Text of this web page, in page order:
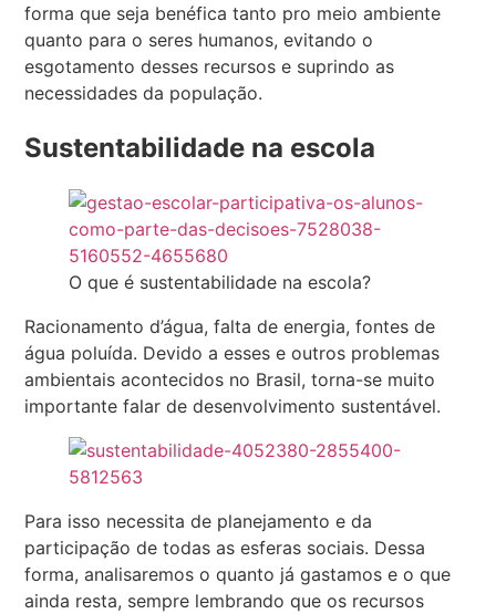
forma que seja benéfica tanto pro meio ambiente
quanto para o seres humanos, evitando o
esgotamento desses recursos e suprindo as
necessidades da população.
Sustentabilidade na escola
O que é sustentabilidade na escola?
Racionamento d’água, falta de energia, fontes de
água poluída. Devido a esses e outros problemas
ambientais acontecidos no Brasil, torna-se muito
importante falar de desenvolvimento sustentável.
Para isso necessita de planejamento e da
participação de todas as esferas sociais. Dessa
forma, analisaremos o quanto já gastamos e o que
ainda resta, sempre lembrando que os recursos